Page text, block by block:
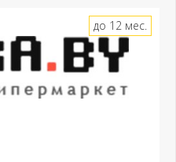
до 12 мес.